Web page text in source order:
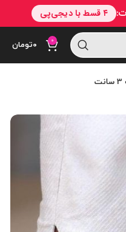
0 ۰تومان